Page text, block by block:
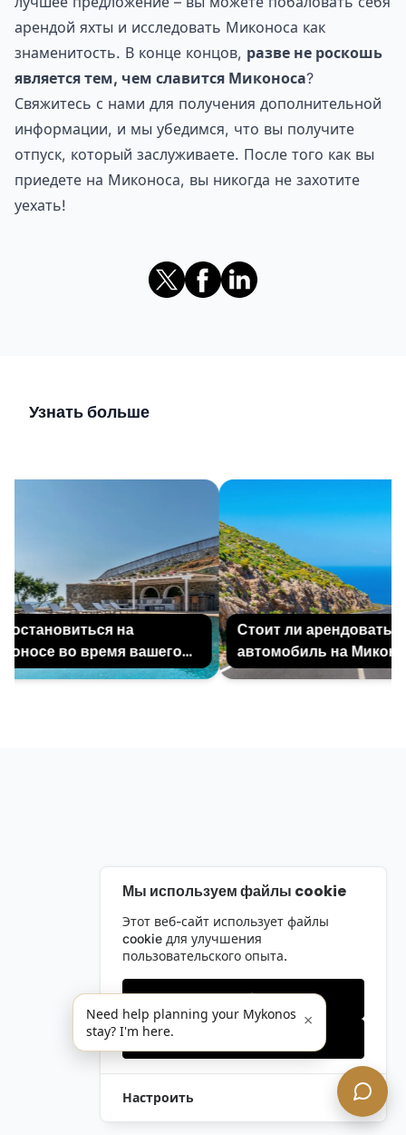
арендой яхты и исследовать Миконоса как
знаменитость. В конце концов, разве не роскошь
является тем, чем славится Миконоса?
Свяжитесь с нами для получения дополнительной
информации, и мы убедимся, что вы получите
отпуск, который заслуживаете. После того как вы
приедете на Миконоса, вы никогда не захотите
уехать!
Узнать больше
на
во время вашего
Стоит ли арендовать
автомобиль на
Мы используем файлы cookie
Этот веб-сайт использует файлы
cookie для улучшения
пользовательского опыта.
Только необходимые
Настроить
Need help planning your Mykonos
stay? I'm here.
×